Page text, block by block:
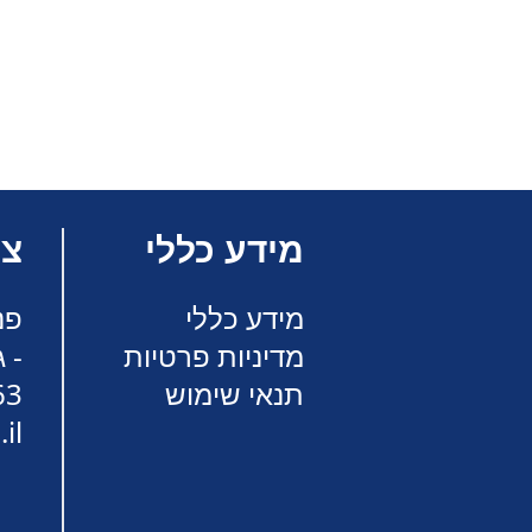
מידע כללי
מידע כללי
מדיניות פרטיות
תנאי שימוש
-